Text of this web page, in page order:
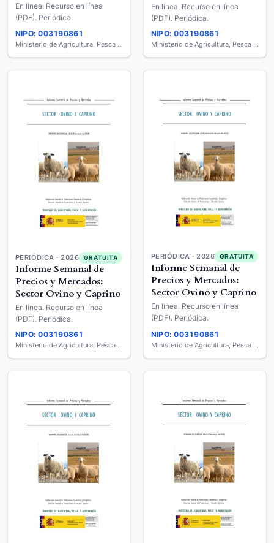
En línea. Recurso en línea
(PDF). Periódica.
NIPO: 003190861
Ministerio de Agricultura, Pesca y Alimentación
En línea. Recurso en línea
(PDF). Periódica.
NIPO: 003190861
Ministerio de Agricultura, Pesca y Alimentación
PERIÓDICA · 2026 GRATUITA
Informe Semanal de
Precios y Mercados:
Sector Ovino y Caprino
En línea. Recurso en línea
(PDF). Periódica.
NIPO: 003190861
Ministerio de Agricultura, Pesca y Alimentación
PERIÓDICA · 2026 GRATUITA
Informe Semanal de
Precios y Mercados:
Sector Ovino y Caprino
En línea. Recurso en línea
(PDF). Periódica.
NIPO: 003190861
Ministerio de Agricultura, Pesca y Alimentación